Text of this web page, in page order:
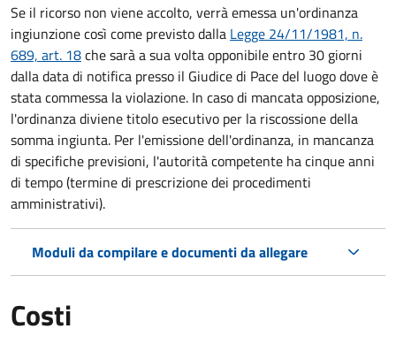
Se il ricorso non viene accolto, verrà emessa un'ordinanza
ingiunzione così come previsto dalla Legge 24/11/1981, n.
689, art. 18che sarà a sua volta opponibile entro 30 giorni
dalla data di notifica presso il Giudice di Pace del luogo dove è
stata commessa la violazione. In caso di mancata opposizione,
l'ordinanza diviene titolo esecutivo per la riscossione della
somma ingiunta. Per l'emissione dell'ordinanza, in mancanza
di specifiche previsioni, l'autorità competente ha cinque anni
di tempo (termine di prescrizione dei procedimenti
amministrativi).
Moduli da compilare e documenti da allegare
Costi